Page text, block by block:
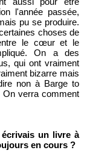
l'année passée,
pu se produire.
choses de
le cœur et le
On a des
qui ont vraiment
bizarre mais
non à Barge to
On verra comment
un livre à
en cours ?